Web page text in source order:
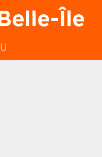
sur
l’utilisation de
une